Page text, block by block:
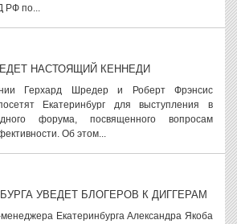
РФ по...
НАСТОЯЩИЙ КЕННЕДИ
Герхард Шредер и Роберт Фрэнсис
Екатеринбург для выступления в
форума, посвященного вопросам
Об этом...
УВЕДЕТ БЛОГЕРОВ К ДИГГЕРАМ
Екатеринбурга Александра Якоба